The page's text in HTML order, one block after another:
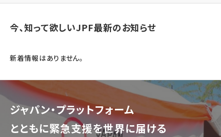
今、知って欲しいJPF最新のお知らせ
新着情報はありません。
ジャパン・プラットフォーム
とともに緊急支援を世界に届ける